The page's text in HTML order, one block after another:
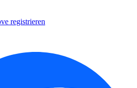
registrieren